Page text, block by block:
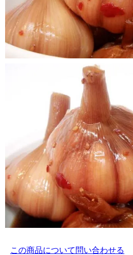
この商品について問い合わせる